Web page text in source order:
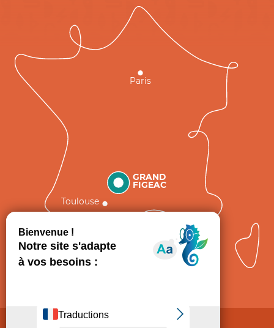
GRAND
FIGEAC
Toulouse
Paris